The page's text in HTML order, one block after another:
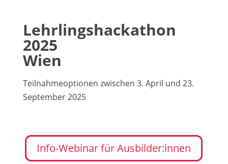
Lehrlingshackathon
2025
Wien
Teilnahmeoptionen zwischen 3. April und 23.
September 2025
Info-Webinar für Ausbilder:innen